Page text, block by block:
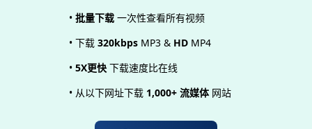
• 批量下载 一次性查看所有视频
• 下载 320kbps MP3 & HD MP4
• 5X更快 下载速度比在线
• 从以下网址下载 1,000+ 流媒体网站